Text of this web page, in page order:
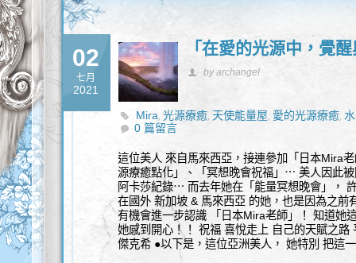
02
七月
2021
「在愛的光源中，覺
by archangel
Mira,光源療癒, 天使能量屋, 愛的光源療癒,
0 篇留言
這位美人 來自馬來西亞，接連參加「日本Mira
源療癒點化」、「冥想晚會祝福」⋯ 美人因此
阿卡莎紀錄⋯ 而去年她在「能量冥想晚會」，
在國外 新加坡 & 馬來西亞 的她，也是因為之前
有機會進一步認識 「日本Mira老師」！ 知道她
她感到開心！！ 祝福 喜悅走上 自己的天賦之
傑克希 ●以下是，這位亞洲美人， 她特別 把這